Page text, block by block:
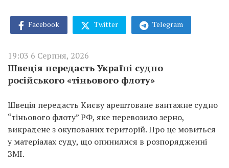
Facebook Twitter Telegram
19:03 6 Серпня, 2026
Швеція передасть Україні судно
російського «тіньового флоту»
Швеція передасть Києву арештоване вантажне судно
“тіньового флоту” РФ, яке перевозило зерно,
викрадене з окупованих територій. Про це мовиться
у матеріалах суду, що опинилися в розпорядженні
ЗМІ.